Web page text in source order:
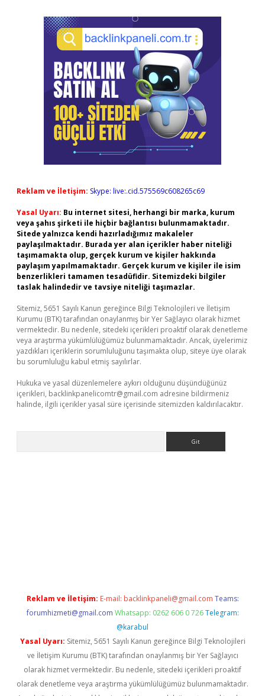
Reklam ve İletişim: Skype: live:.cid.575569c608265c69
Yasal Uyarı: Bu internet sitesi, herhangi bir marka, kurum
veya şahıs şirketi ile hiçbir bağlantısı bulunmamaktadır.
Sitede yalnızca kendi hazırladığımız makaleler
paylaşılmaktadır. Burada yer alan içerikler haber niteliği
taşımamakta olup, gerçek kurum ve kişiler hakkında
paylaşım yapılmamaktadır. Gerçek kurum ve kişiler ile isim
benzerlikleri tamamen tesadüfidir. Sitemizdeki bilgiler
taslak halindedir ve tavsiye niteliği taşımazlar.
Sitemiz, 5651 Sayılı Kanun gereğince Bilgi Teknolojileri ve İletişim
Kurumu (BTK) tarafından onaylanmış bir Yer Sağlayıcı olarak hizmet
vermektedir. Bu nedenle, sitedeki içerikleri proaktif olarak denetleme
veya araştırma yükümlülüğümüz bulunmamaktadır. Ancak, üyelerimiz
yazdıkları içeriklerin sorumluluğunu taşımakta olup, siteye üye olarak
bu sorumluluğu kabul etmiş sayılırlar.
Hukuka ve yasal düzenlemelere aykırı olduğunu düşündüğünüz
içerikleri, backlinkpanelicomtr@gmail.com adresine bildirmeniz
halinde, ilgili içerikler yasal süre içerisinde sitemizden kaldırılacaktır.
Reklam ve İletişim: E-mail: backlinkpaneli@gmail.com Teams:
forumhizmeti@gmail.com Whatsapp: 0262 606 0 726 Telegram:
@karabul
Yasal Uyarı: Sitemiz, 5651 Sayılı Kanun gereğince Bilgi Teknolojileri
ve İletişim Kurumu (BTK) tarafından onaylanmış bir Yer Sağlayıcı
olarak hizmet vermektedir. Bu nedenle, sitedeki içerikleri proaktif
olarak denetleme veya araştırma yükümlülüğümüz bulunmamaktadır.